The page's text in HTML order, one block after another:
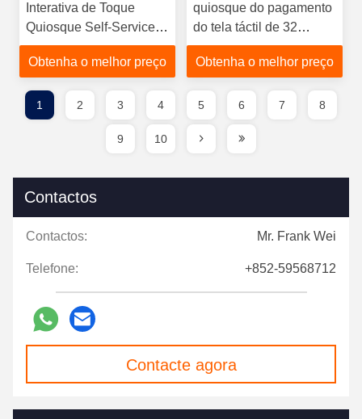
Interativa de Toque
Quiosque Self-Service
Terminal Quiosque
Customize Logo
Obtenha o melhor preço
quiosque do pagamento
do tela táctil de 32
polegadas fixado na
parede para o serviço
Obtenha o melhor preço
1 2 3 4 5 6 7 8
9 10
Contactos
Contactos: Mr. Frank Wei
Telefone: +852-59568712
Contacte agora